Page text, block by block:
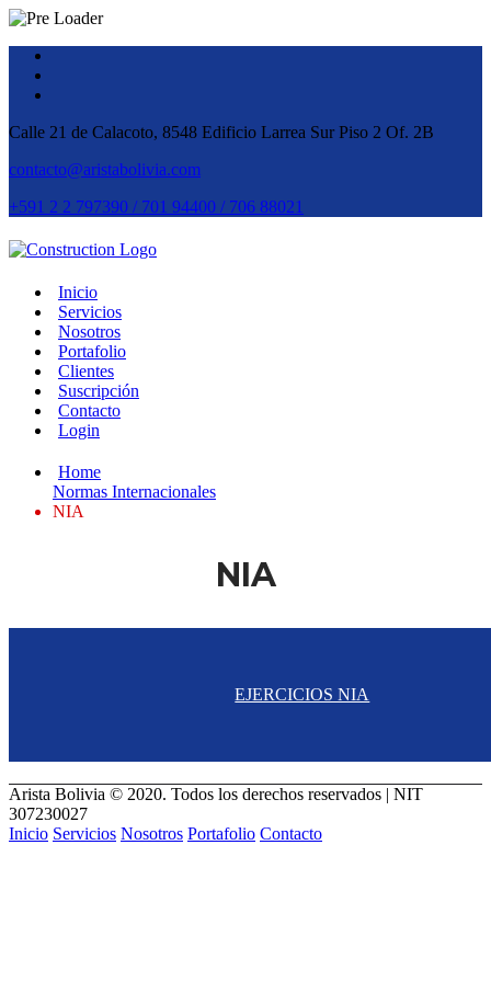
Calle 21 de Calacoto, 8548 Edificio Larrea Sur Piso 2 Of. 2B
contacto@aristabolivia.com
+591 2 2 797390 / 701 94400 / 706 88021
Inicio
Servicios
Nosotros
Portafolio
Clientes
Suscripción
Contacto
Login
Home
Normas Internacionales
NIA
NIA
EJERCICIOS NIA
Arista Bolivia © 2020. Todos los derechos reservados | NIT
307230027
Inicio Servicios Nosotros Portafolio Contacto